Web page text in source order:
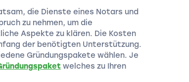
die Dienste eines Notars und
zu nehmen, um die
Aspekte zu klären. Die Kosten
der benötigten Unterstützung.
Gründungspakete wählen. Je
welches zu Ihren